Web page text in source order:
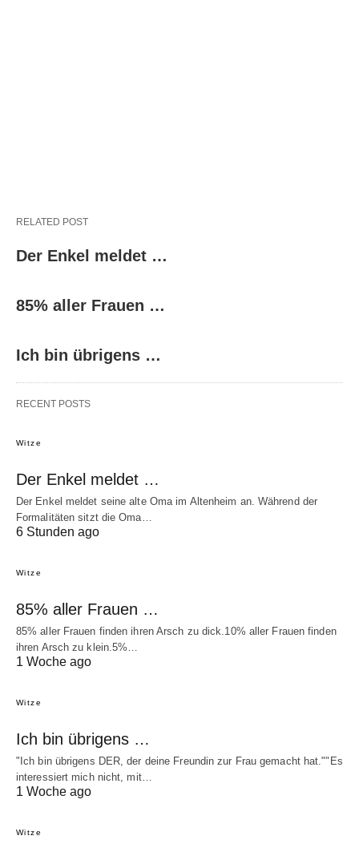
RELATED POST
Der Enkel meldet …
85% aller Frauen …
Ich bin übrigens …
RECENT POSTS
Witze
Der Enkel meldet …
Der Enkel meldet seine alte Oma im Altenheim an. Während der
Formalitäten sitzt die Oma…
6 Stunden ago
Witze
85% aller Frauen …
85% aller Frauen finden ihren Arsch zu dick.10% aller Frauen finden
ihren Arsch zu klein.5%…
1 Woche ago
Witze
Ich bin übrigens …
"Ich bin übrigens DER, der deine Freundin zur Frau gemacht hat.""Es
interessiert mich nicht, mit…
1 Woche ago
Witze